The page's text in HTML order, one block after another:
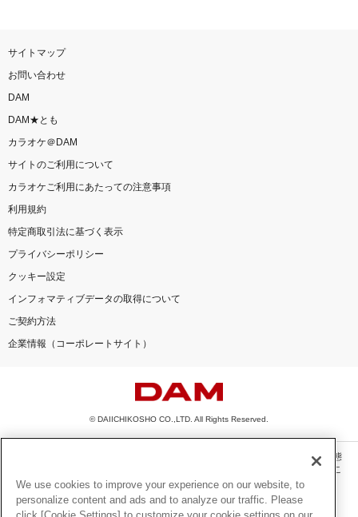
サイトマップ
お問い合わせ
DAM
DAM★とも
カラオケ＠DAM
サイトのご利用について
カラオケご利用にあたっての注意事項
利用規約
特定商取引法に基づく表示
プライバシーポリシー
クッキー設定
インフォマティブデータの取得について
ご契約方法
企業情報（コーポレートサイト）
© DAIICHIKOSHO CO.,LTD. All Rights Reserved.
このサイトに掲載されている一切の文章・画像・写真・動画・音声等を、手段や形態
を問わず、著作権法の定める範囲を超えて無断で複製、転載、ファイル化などするこ
とを禁じます。
楽曲及びコンテンツは、機種によりご利用いただけない場合があります。
We use cookies to improve your experience on our website, to
personalize content and ads and to analyze our traffic. Please